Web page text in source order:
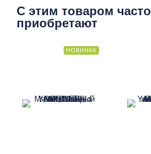
С этим товаром часто
приобретают
НОВИНКА